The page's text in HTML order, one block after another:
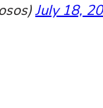
July 18,